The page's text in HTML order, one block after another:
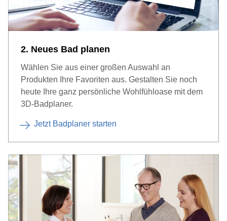
2. Neues Bad planen
Wählen Sie aus einer großen Auswahl an
Produkten Ihre Favoriten aus. Gestalten Sie noch
heute Ihre ganz persönliche Wohlfühloase mit dem
3D-Badplaner.
Jetzt Badplaner starten